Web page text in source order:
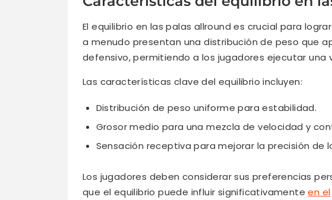
El equilibrio en las palas allround es crucial para
a menudo presentan una distribución de peso que
defensivo, permitiendo a los jugadores ejecutar una
Las características clave del equilibrio incluyen:
Distribución de peso uniforme para estabilidad.
Grosor medio para una mezcla de velocidad y
Sensación receptiva para mejorar la precisión de
Los jugadores deben considerar sus preferencias
que el equilibrio puede influir significativamenteen el